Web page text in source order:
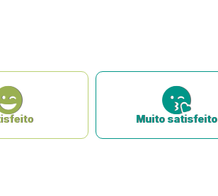
Muito satisfeito